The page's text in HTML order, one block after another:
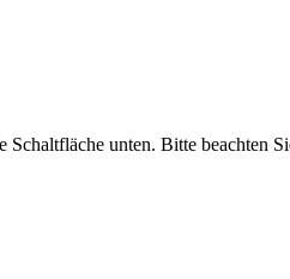
unten. Bitte beachten